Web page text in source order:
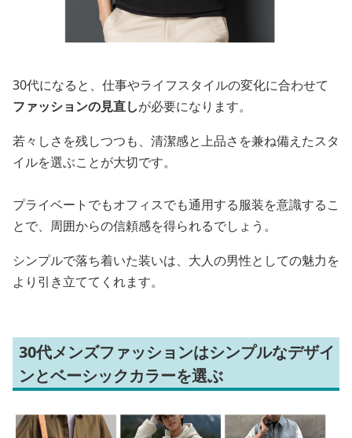
30代になると、仕事やライフスタイルの変化に合わせて
ファッションの見直しが必要になります。
若々しさを残しつつも、清潔感と上品さを兼ね備えたスタ
イルを選ぶことが大切です。
プライベートでもオフィスでも通用する服装を意識するこ
とで、周囲からの信頼感を得られるでしょう。
シンプルで落ち着いた装いは、大人の男性としての魅力を
より引き立ててくれます。
30代メンズファッションはシンプルなデザイ
ンとベーシックカラーを選ぶ